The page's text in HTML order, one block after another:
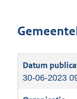
30-06-2023